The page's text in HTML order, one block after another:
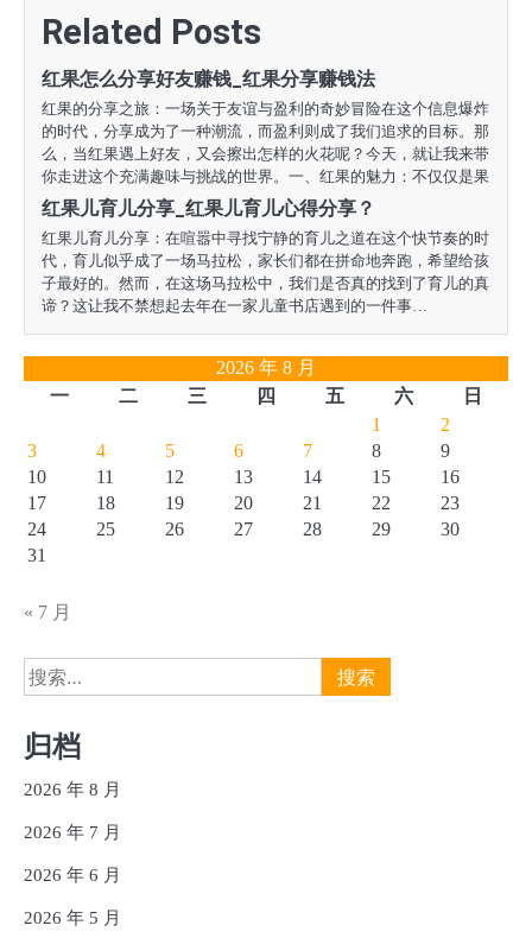
航Related Posts
红果怎么分享好友赚钱_红果分享赚钱法
红果的分享之旅：一场关于友谊与盈利的奇妙冒险在这个信息爆炸
的时代，分享成为了一种潮流，而盈利则成了我们追求的目标。那
么，当红果遇上好友，又会擦出怎样的火花呢？今天，就让我来带
你走进这个充满趣味与挑战的世界。一、红果的魅力：不仅仅是果
红果儿育儿分享_红果儿育儿心得分享？
红果儿育儿分享：在喧嚣中寻找宁静的育儿之道在这个快节奏的时
代，育儿似乎成了一场马拉松，家长们都在拼命地奔跑，希望给孩
子最好的。然而，在这场马拉松中，我们是否真的找到了育儿的真
谛？这让我不禁想起去年在一家儿童书店遇到的一件事…
2026 年 8 月
一
二 三 四 五 六
日
1
2
3
4 5 6 7 8
9
10
11 12 13 14 15
16
17
18 19 20 21 22
23
24
25 26 27 28 29
30
31
« 7 月
搜
索：
归档
2026 年 8 月
2026 年 7 月
2026 年 6 月
2026 年 5 月